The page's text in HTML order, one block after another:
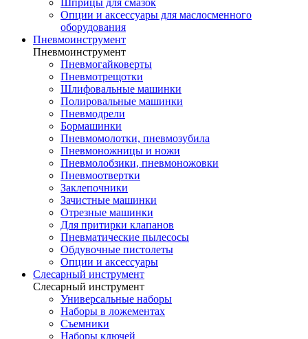
Шприцы для смазок
Опции и аксессуары для маслосменного
оборудования
Пневмоинструмент
Пневмоинструмент
Пневмогайковерты
Пневмотрещотки
Шлифовальные машинки
Полировальные машинки
Пневмодрели
Бормашинки
Пневмомолотки, пневмозубила
Пневмоножницы и ножи
Пневмолобзики, пневмоножовки
Пневмоотвертки
Заклепочники
Зачистные машинки
Отрезные машинки
Для притирки клапанов
Пневматические пылесосы
Обдувочные пистолеты
Опции и аксессуары
Слесарный инструмент
Слесарный инструмент
Универсальные наборы
Наборы в ложементах
Съемники
Наборы ключей